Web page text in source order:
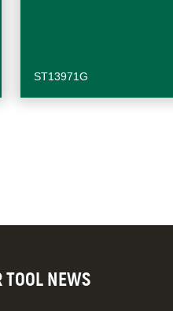
ST13971G
TOOL NEWS